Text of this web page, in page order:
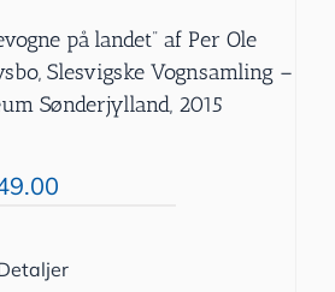
på landet” af Per Ole
Slesvigske Vognsamling –
Sønderjylland, 2015